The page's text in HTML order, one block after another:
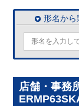
形名から
店舗・事務